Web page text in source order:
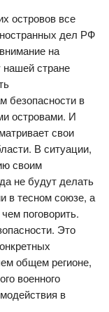
островов все
дел РФ
на
стране
безопасности в
островами. И
свои
В ситуации,
своим
не будут делать
в тесном союзе, а
поговорить.
Это
общем регионе,
военного
в